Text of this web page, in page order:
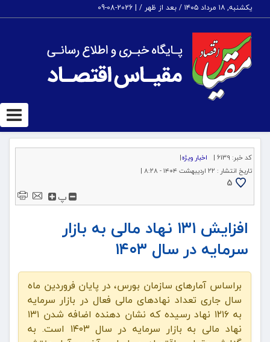
یکشنبه, ۱۸ مرداد ۱۴۰۵ / بعد از ظهر / |
2026-08-09
کد خبر: 6139 | اخبار ویژه|
تاریخ انتشار : ۲۲ اردیبهشت ۱۴۰۴ - ۸:۲۸ |
5
پ
افزایش ۱۳۱ نهاد مالی به بازار
سرمایه در سال ۱۴۰۳
براساس آمارهای سازمان بورس، در پایان فروردین ماه
سال جاری تعداد نهادهای مالی فعال در بازار سرمایه
به ۱۲۱۶ نهاد رسیده که نشان دهنده اضافه شدن ۱۳۱
نهاد مالی به بازار سرمایه در سال ۱۴۰۳ است. به